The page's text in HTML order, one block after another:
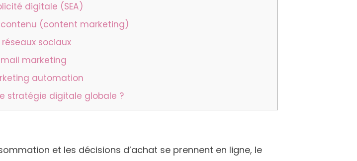
digitale (SEA)
contenu (content marketing)
réseaux sociaux
marketing
automation
stratégie digitale globale ?
et les décisions d’achat se prennent en ligne, le